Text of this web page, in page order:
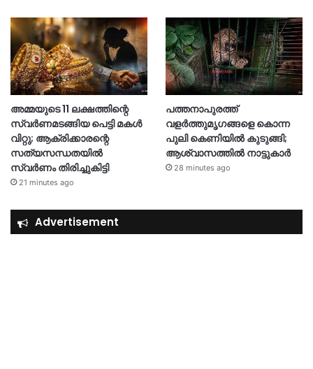
അമ്മയുടെ 11 ലക്ഷത്തിന്റെ
സ്വർണമടങ്ങിയ പെട്ടി മകൾ
വിറ്റു; ആക്രിക്കാരന്റെ
സത്യസന്ധതയിൽ
സ്വർണം തിരിച്ചുകിട്ടി
21 minutes ago
പത്തനാപുരത്ത്
വളർത്തുമൃഗങ്ങളെ കൊന്ന
പുലി കെണിയിൽ കുടുങ്ങി;
ആശ്വാസത്തിൽ നാട്ടുകാർ
28 minutes ago
Advertisement